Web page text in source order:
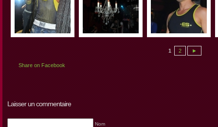
1 2 ►
Share on Facebook
Laisser un commentaire
Nom